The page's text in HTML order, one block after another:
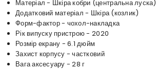
Матеріал - Шкіра кобри (центральна луска)
Додатковий матеріал - Шкіра (козлик)
Форм-фактор - чохол-накладка
Рік випуску пристрою - 2020
Розмір екрану - 6.1 дюйм
Захист корпусу - частковий
Вага аксесуару - 28 г